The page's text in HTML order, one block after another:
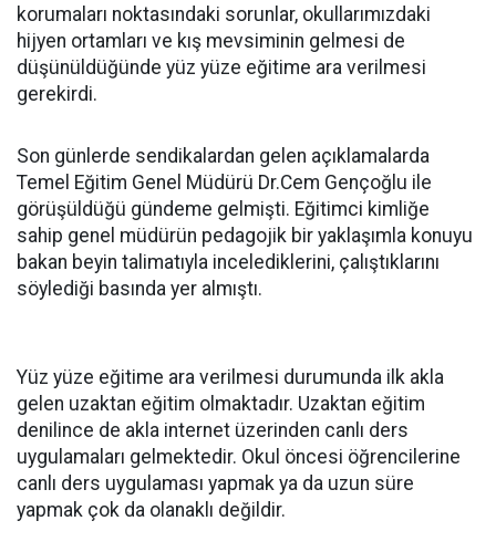
korumaları noktasındaki sorunlar, okullarımızdaki
hijyen ortamları ve kış mevsiminin gelmesi de
düşünüldüğünde yüz yüze eğitime ara verilmesi
gerekirdi.
Son günlerde sendikalardan gelen açıklamalarda
Temel Eğitim Genel Müdürü Dr.Cem Gençoğlu ile
görüşüldüğü gündeme gelmişti. Eğitimci kimliğe
sahip genel müdürün pedagojik bir yaklaşımla konuyu
bakan beyin talimatıyla incelediklerini, çalıştıklarını
söylediği basında yer almıştı.
Yüz yüze eğitime ara verilmesi durumunda ilk akla
gelen uzaktan eğitim olmaktadır. Uzaktan eğitim
denilince de akla internet üzerinden canlı ders
uygulamaları gelmektedir. Okul öncesi öğrencilerine
canlı ders uygulaması yapmak ya da uzun süre
yapmak çok da olanaklı değildir.